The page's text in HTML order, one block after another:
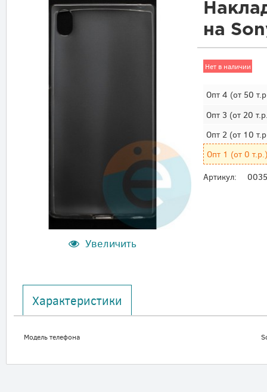
Увеличить
на
Нет в наличии
Опт 4 (от 50
Опт 3 (от 20
Опт 2(от 10
Опт 1 (от 0 т.р.)
Артикул:
Характеристики
Модель телефона